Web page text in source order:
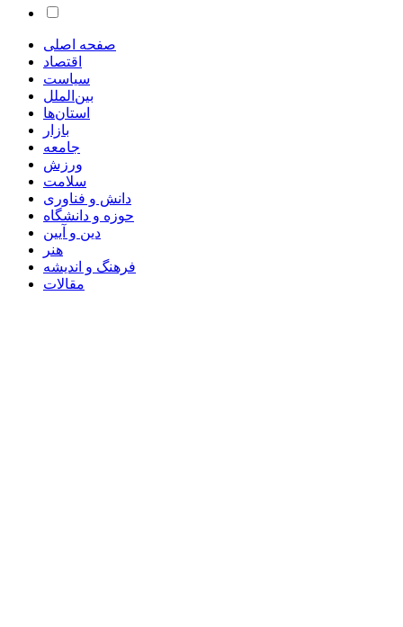
صفحه اصلی
اقتصاد
سیاست
بین‌الملل
استان‌ها
بازار
جامعه
ورزش
سلامت
دانش و فناوری
حوزه و دانشگاه
دین و آیین
هنر
فرهنگ و اندیشه
مقالات